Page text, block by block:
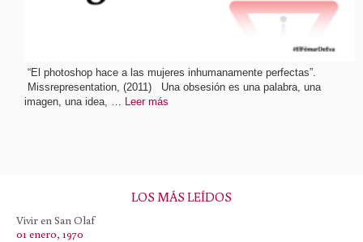
“El photoshop hace a las mujeres inhumanamente perfectas”.
Missrepresentation, (2011) Una obsesión es una palabra, una
imagen, una idea, … Leer más
LOS MÁS LEÍDOS
Vivir en San Olaf
01 enero, 1970